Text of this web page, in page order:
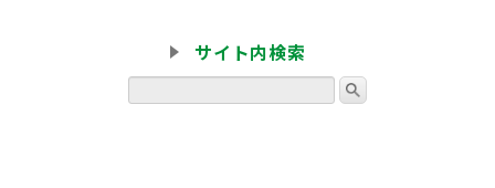
サイト内検索